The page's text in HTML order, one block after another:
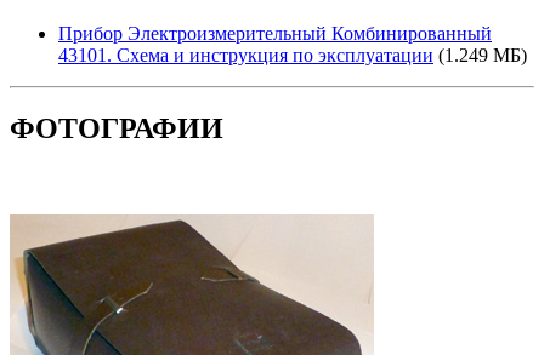
Прибор Электроизмерительный Комбинированный
43101. Схема и инструкция по эксплуатации (1.249 МБ)
ФОТОГРАФИИ